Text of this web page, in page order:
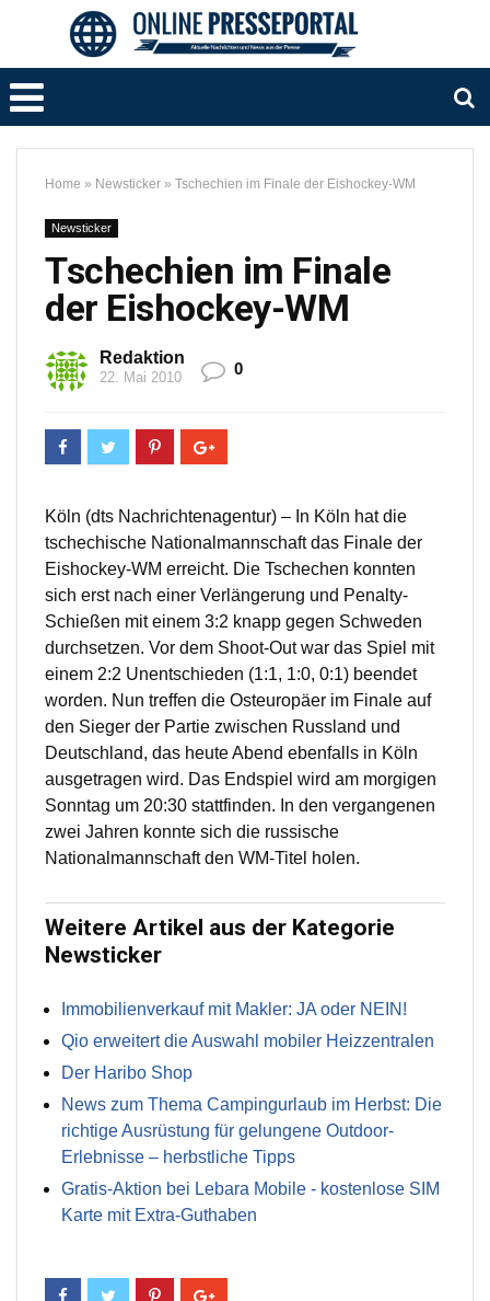
Home » Newsticker » Tschechien im Finale der Eishockey-WM
Newsticker
Tschechien im Finale
der Eishockey-WM
Redaktion
22. Mai 2010 0
Köln (dts Nachrichtenagentur) – In Köln hat die
tschechische Nationalmannschaft das Finale der
Eishockey-WM erreicht. Die Tschechen konnten
sich erst nach einer Verlängerung und Penalty-
Schießen mit einem 3:2 knapp gegen Schweden
durchsetzen. Vor dem Shoot-Out war das Spiel mit
einem 2:2 Unentschieden (1:1, 1:0, 0:1) beendet
worden. Nun treffen die Osteuropäer im Finale auf
den Sieger der Partie zwischen Russland und
Deutschland, das heute Abend ebenfalls in Köln
ausgetragen wird. Das Endspiel wird am morgigen
Sonntag um 20:30 stattfinden. In den vergangenen
zwei Jahren konnte sich die russische
Nationalmannschaft den WM-Titel holen.
Weitere Artikel aus der Kategorie
Newsticker
Immobilienverkauf mit Makler: JA oder NEIN!
Qio erweitert die Auswahl mobiler Heizzentralen
Der Haribo Shop
News zum Thema Campingurlaub im Herbst: Die
richtige Ausrüstung für gelungene Outdoor-
Erlebnisse – herbstliche Tipps
Gratis-Aktion bei Lebara Mobile - kostenlose SIM
Karte mit Extra-Guthaben